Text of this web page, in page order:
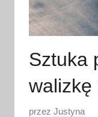
Sztuka
walizkę
O
przez Justyna